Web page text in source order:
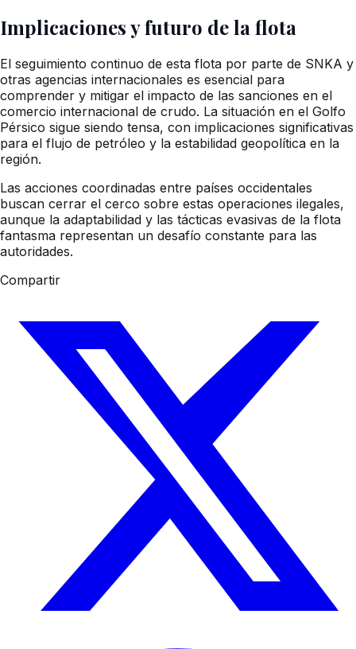
Implicaciones y futuro de la flota
El seguimiento continuo de esta flota por parte de SNKA y
otras agencias internacionales es esencial para
comprender y mitigar el impacto de las sanciones en el
comercio internacional de crudo. La situación en el Golfo
Pérsico sigue siendo tensa, con implicaciones significativas
para el flujo de petróleo y la estabilidad geopolítica en la
región.
Las acciones coordinadas entre países occidentales
buscan cerrar el cerco sobre estas operaciones ilegales,
aunque la adaptabilidad y las tácticas evasivas de la flota
fantasma representan un desafío constante para las
autoridades.
Compartir